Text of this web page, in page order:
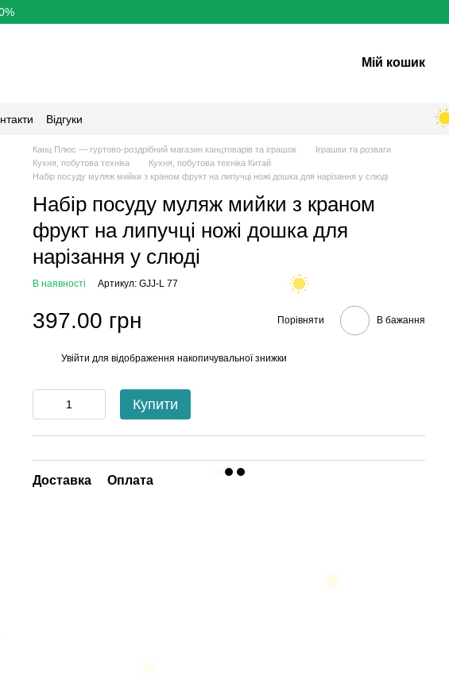
Мій кошик
Відгуки
Канц Плюс — гуртово-роздрібний магазин канцтоварів та іграшок
Іграшки та розваги
Кухня, побутова техніка
Кухня, побутова техніка Китай
Набір посуду муляж мийки з краном фрукт на липучці ножі дошка для нарізання у слюді
Набір посуду муляж мийки з краном
фрукт на липучці ножі дошка для
нарізання у слюді
В наявності Артикул: GJJ-L 77
397.00 грн Порівняти В бажання
Увійти для відображення накопичувальної знижки
Купити
Доставка Оплата